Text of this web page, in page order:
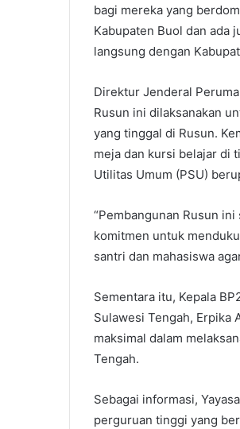
bagi mereka yang
Kabupaten Buol dan ada
langsung dengan
Direktur Jenderal
Rusun ini dilaksanakan
yang tinggal di Rusun.
meja dan kursi belajar di
Utilitas Umum (PSU)
“Pembangunan Rusun
komitmen untuk
santri dan mahasiswa
Sementara itu, Kepala
Sulawesi Tengah, Erpika
maksimal dalam
Tengah.
Sebagai informasi,
perguruan tinggi yang